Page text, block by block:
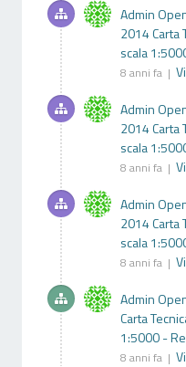
Admin
2014 Carta
scala
8 anni fa |
Admin
2014 Carta
scala
8 anni fa |
Admin
2014 Carta
scala
8 anni fa |
Admin
Carta
1:5000 -
8 anni fa |